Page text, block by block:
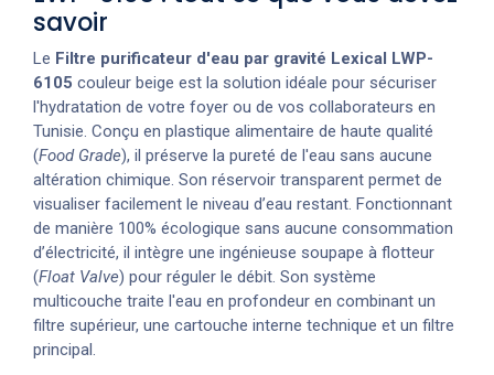
savoir
Le Filtre purificateur d'eau par gravité Lexical LWP-
6105 couleur beige est la solution idéale pour sécuriser
l'hydratation de votre foyer ou de vos collaborateurs en
Tunisie. Conçu en plastique alimentaire de haute qualité
(Food Grade), il préserve la pureté de l'eau sans aucune
altération chimique. Son réservoir transparent permet de
visualiser facilement le niveau d’eau restant. Fonctionnant
de manière 100% écologique sans aucune consommation
d’électricité, il intègre une ingénieuse soupape à flotteur
(Float Valve) pour réguler le débit. Son système
multicouche traite l'eau en profondeur en combinant un
filtre supérieur, une cartouche interne technique et un filtre
principal.